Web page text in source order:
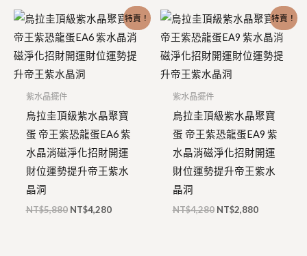
特賣！
紫水晶擺件
烏拉圭頂級紫水晶聚寶
蛋 帝王紫恐龍蛋EA6 紫
水晶消磁淨化招財開運
財位運勢提升帝王紫水
晶洞
NT$5,880
原
始
價
格：
NT$5,880。
NT$4,280
目
前
價
格：
NT$4,280。
特賣！
紫水晶擺件
烏拉圭頂級紫水晶聚寶
蛋 帝王紫恐龍蛋EA9 紫
水晶消磁淨化招財開運
財位運勢提升帝王紫水
晶洞
NT$4,280
原
始
價
格：
NT$4,280。
NT$2,880
目
前
價
格：
NT$2,880